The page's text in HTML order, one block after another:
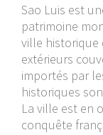
Sao Luis est
patrimoine
ville historique
extérieurs
importés par
historiques
La ville est en
conquête